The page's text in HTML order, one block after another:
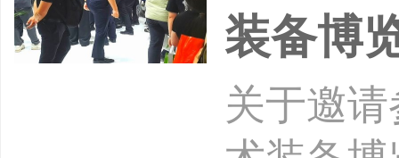
装备博
关于邀